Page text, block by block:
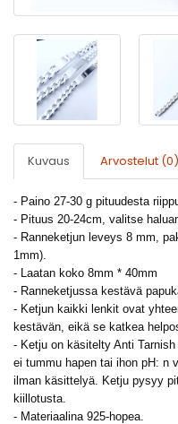
Kuvaus Arvostelut (0)
- Paino 27-30 g pituudesta
- Pituus 20-24cm, valitse
- Ranneketjun leveys 8 mm,
1mm).
- Laatan koko 8mm * 40mm
- Ranneketjussa kestävä
- Ketjun kaikki lenkit ovat
kestävän, eikä se katkea
- Ketju on käsitelty Anti
ei tummu hapen tai ihon pH: n
ilman käsittelyä. Ketju pysyy
kiillotusta.
- Materiaalina 925-hopea.